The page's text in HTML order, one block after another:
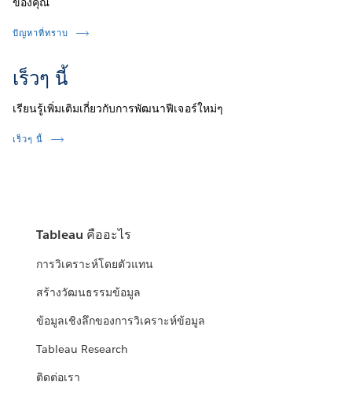
ปัญหาที่ทราบ
เร็วๆ นี้
เรียนรู้เพิ่มเติมเกี่ยวกับการพัฒนาฟีเจอร์ใหม่ๆ
เร็วๆ นี้
Tableau คืออะไร
การวิเคราะห์โดยตัวแทน
สร้างวัฒนธรรมข้อมูล
ข้อมูลเชิงลึกของการวิเคราะห์ข้อมูล
Tableau Research
ติดต่อเรา